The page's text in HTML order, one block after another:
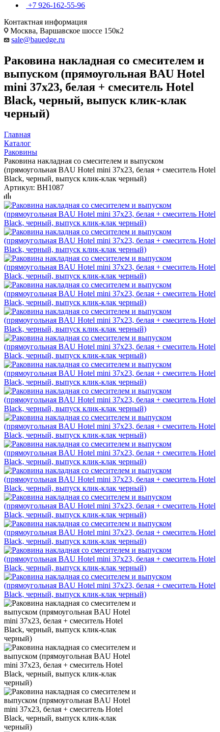
+7 926-162-55-96
Контактная информация
Москва, Варшавское шоссе 150к2
sale@bauedge.ru
Раковина накладная со смесителем и
выпуском (прямоугольная BAU Hotel
mini 37х23, белая + смеситель Hotel
Black, черный, выпуск клик-клак
черный)
Главная
Каталог
Раковины
Раковина накладная со смесителем и выпуском
(прямоугольная BAU Hotel mini 37х23, белая + смеситель Hotel
Black, черный, выпуск клик-клак черный)
Артикул: BH1087